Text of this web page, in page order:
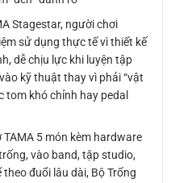
Stagestar, người chơi
sử dụng thực tế vì thiết kế
dễ chịu lực khi luyện tập
kỹ thuật thay vì phải “vật
tom khó chỉnh hay pedal
5 món kèm hardware
vào band, tập studio,
đuổi lâu dài, Bộ Trống